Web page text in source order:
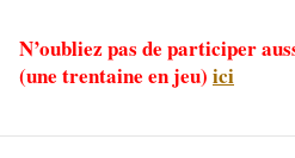
N’oubliez pas de participer
(une trentaine en jeu) ici